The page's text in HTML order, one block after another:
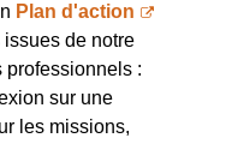
Plan d'action
de notre
professionnels :
sur une
les missions,